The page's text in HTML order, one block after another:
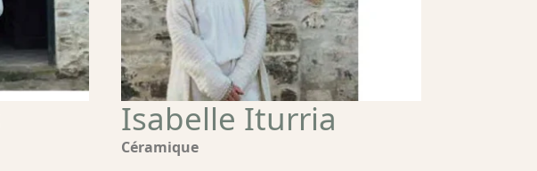
Isabelle Iturria
Céramique